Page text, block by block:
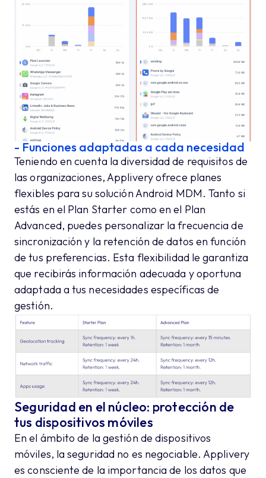
- Funciones adaptadas a cada necesidad
Teniendo en cuenta la diversidad de requisitos de
las organizaciones, Applivery ofrece planes
flexibles para su solución Android MDM. Tanto si
estás en el Plan Starter como en el Plan
Advanced, puedes personalizar la frecuencia de
sincronización y la retención de datos en función
de tus preferencias. Esta flexibilidad le garantiza
que recibirás información adecuada y oportuna
adaptada a tus necesidades específicas de
gestión.
Seguridad en el núcleo: protección de
tus dispositivos móviles
En el ámbito de la gestión de dispositivos
móviles, la seguridad no es negociable. Applivery
es consciente de la importancia de los datos que